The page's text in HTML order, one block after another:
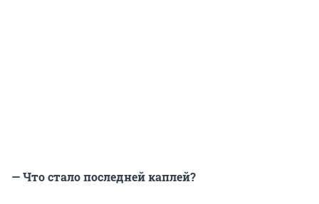
— Что стало последней каплей?